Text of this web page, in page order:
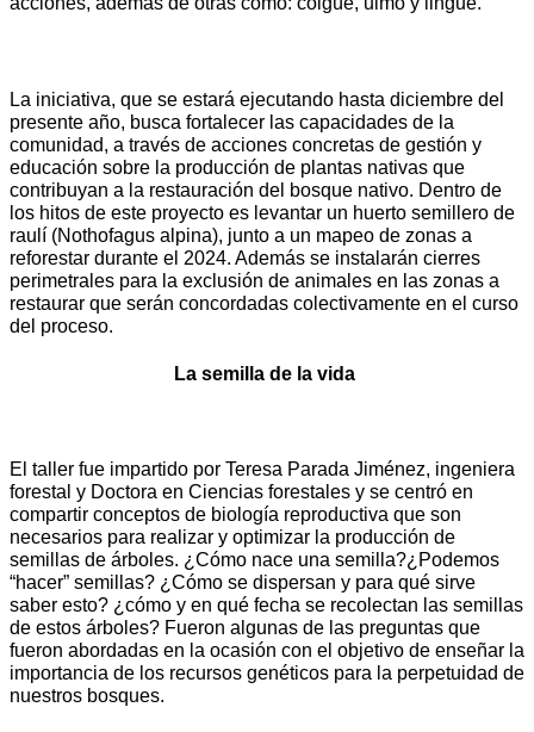
La iniciativa, que se estará ejecutando hasta diciembre del
presente año, busca fortalecer las capacidades de la
comunidad, a través de acciones concretas de gestión y
educación sobre la producción de plantas nativas que
contribuyan a la restauración del bosque nativo. Dentro de
los hitos de este proyecto es levantar un huerto semillero de
raulí (Nothofagus alpina), junto a un mapeo de zonas a
reforestar durante el 2024. Además se instalarán cierres
perimetrales para la exclusión de animales en las zonas a
restaurar que serán concordadas colectivamente en el curso
del proceso.
La semilla de la vida
El taller fue impartido por Teresa Parada Jiménez, ingeniera
forestal y Doctora en Ciencias forestales y se centró en
compartir conceptos de biología reproductiva que son
necesarios para realizar y optimizar la producción de
semillas de árboles. ¿Cómo nace una semilla?¿Podemos
“hacer” semillas? ¿Cómo se dispersan y para qué sirve
saber esto? ¿cómo y en qué fecha se recolectan las semillas
de estos árboles? Fueron algunas de las preguntas que
fueron abordadas en la ocasión con el objetivo de enseñar la
importancia de los recursos genéticos para la perpetuidad de
nuestros bosques.